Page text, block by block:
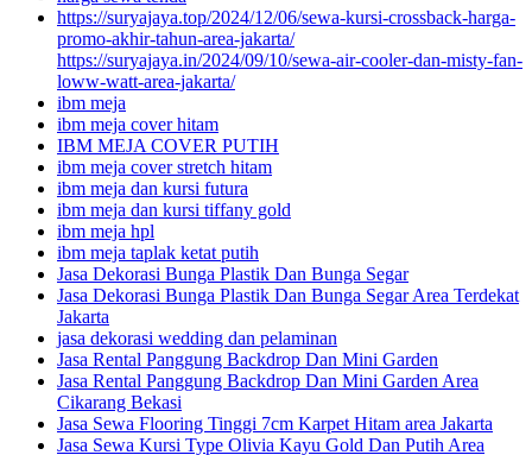
https://suryajaya.top/2024/12/06/sewa-kursi-crossback-harga-
promo-akhir-tahun-area-jakarta/
https://suryajaya.in/2024/09/10/sewa-air-cooler-dan-misty-fan-
loww-watt-area-jakarta/
ibm meja
ibm meja cover hitam
IBM MEJA COVER PUTIH
ibm meja cover stretch hitam
ibm meja dan kursi futura
ibm meja dan kursi tiffany gold
ibm meja hpl
ibm meja taplak ketat putih
Jasa Dekorasi Bunga Plastik Dan Bunga Segar
Jasa Dekorasi Bunga Plastik Dan Bunga Segar Area Terdekat
Jakarta
jasa dekorasi wedding dan pelaminan
Jasa Rental Panggung Backdrop Dan Mini Garden
Jasa Rental Panggung Backdrop Dan Mini Garden Area
Cikarang Bekasi
Jasa Sewa Flooring Tinggi 7cm Karpet Hitam area Jakarta
Jasa Sewa Kursi Type Olivia Kayu Gold Dan Putih Area